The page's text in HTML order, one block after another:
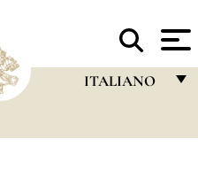
ITALIANO